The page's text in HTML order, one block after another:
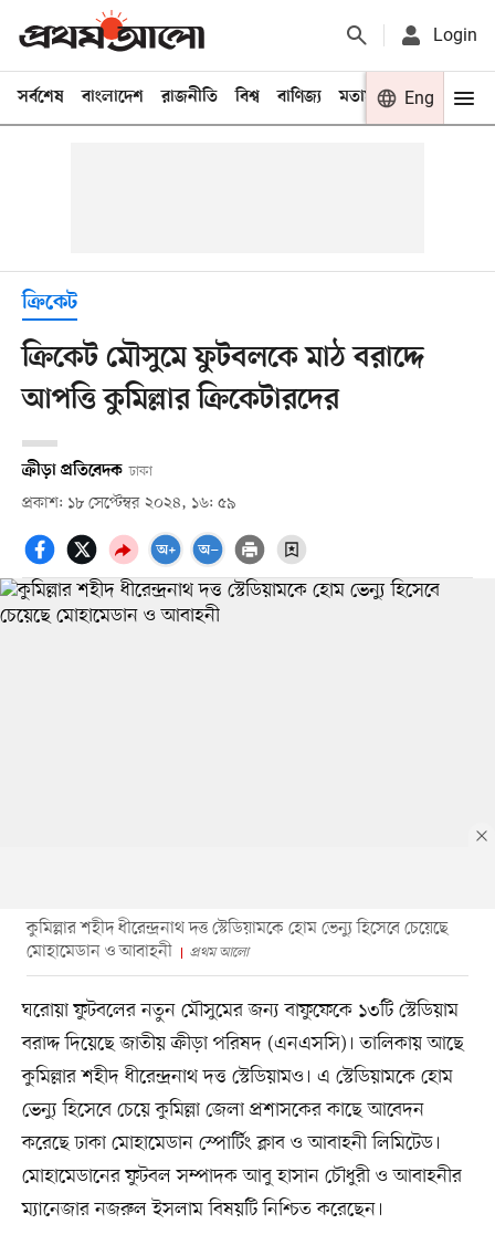
Login
সর্বশেষ বাংলাদেশ রাজনীতি বিশ্ব বাণিজ্য মতামত খেলা
Eng
ক্রিকেট
ক্রিকেট মৌসুমে ফুটবলকে মাঠ বরাদ্দে
আপত্তি কুমিল্লার ক্রিকেটারদের
ক্রীড়া প্রতিবেদক ঢাকা
প্রকাশ: ১৮ সেপ্টেম্বর ২০২৪, ১৬: ৫৯
কুমিল্লার শহীদ ধীরেন্দ্রনাথ দত্ত স্টেডিয়ামকে হোম ভেন্যু হিসেবে চেয়েছে
মোহামেডান ও আবাহনী
প্রথম আলো
ঘরোয়া ফুটবলের নতুন মৌসুমের জন্য বাফুফেকে ১৩টি স্টেডিয়াম
বরাদ্দ দিয়েছে জাতীয় ক্রীড়া পরিষদ (এনএসসি)। তালিকায় আছে
কুমিল্লার শহীদ ধীরেন্দ্রনাথ দত্ত স্টেডিয়ামও। এ স্টেডিয়ামকে হোম
ভেন্যু হিসেবে চেয়ে কুমিল্লা জেলা প্রশাসকের কাছে আবেদন
করেছে ঢাকা মোহামেডান স্পোর্টিং ক্লাব ও আবাহনী লিমিটেড।
মোহামেডানের ফুটবল সম্পাদক আবু হাসান চৌধুরী ও আবাহনীর
ম্যানেজার নজরুল ইসলাম বিষয়টি নিশ্চিত করেছেন।